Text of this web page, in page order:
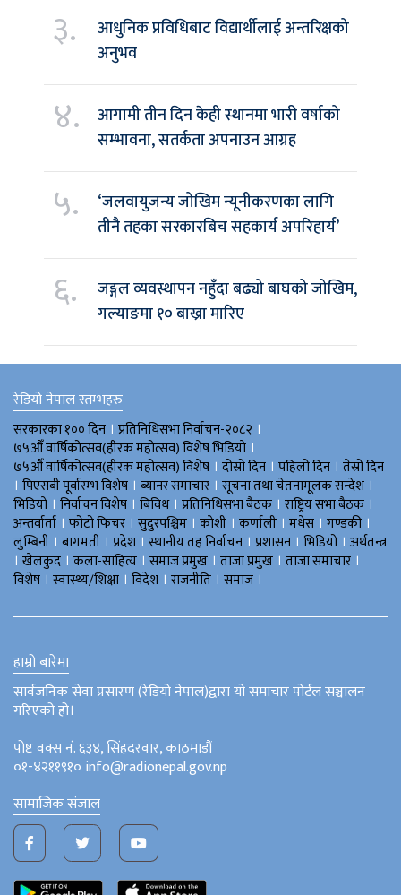
३.
आधुनिक प्रविधिबाट विद्यार्थीलाई अन्तरिक्षको
अनुभव
४.
आगामी तीन दिन केही स्थानमा भारी वर्षाको
सम्भावना, सतर्कता अपनाउन आग्रह
५.
‘जलवायुजन्य जोखिम न्यूनीकरणका लागि
तीनै तहका सरकारबिच सहकार्य अपरिहार्य’
६.
जङ्गल व्यवस्थापन नहुँदा बढ्यो बाघको जोखिम,
गल्याङमा १० बाख्रा मारिए
रेडियो नेपाल स्तम्भहरु
सरकारका १०० दिन । प्रतिनिधिसभा निर्वाचन-२०८२ ।
७५औँ वार्षिकोत्सव(हीरक महोत्सव) विशेष भिडियाे ।
७५औँ वार्षिकोत्सव(हीरक महोत्सव) विशेष । दोस्रो दिन । पहिलो दिन । तेस्रो दिन
। पिएसबी पूर्वारम्भ विशेष । ब्यानर समाचार । सूचना तथा चेतनामूलक सन्देश ।
भिडियाे । निर्वाचन विशेष । बिविध। प्रतिनिधिसभा बैठक । राष्ट्रिय सभा बैठक ।
अन्तर्वार्ता । फोटो फिचर । सुदुरपश्चिम । काेशी । कर्णाली । मधेस । गण्डकी ।
लुम्बिनी । बागमती । प्रदेश । स्थानीय तह निर्वाचन । प्रशासन । भिडियो । अर्थतन्त्र
। खेलकुद । कला-साहित्य । समाज प्रमुख । ताजा प्रमुख । ताजा समाचार ।
विशेष । स्वास्थ्य/शिक्षा । विदेश । राजनीति । समाज ।
हाम्रो बारेमा
सार्वजनिक सेवा प्रसारण (रेडियो नेपाल)द्वारा यो समाचार पोर्टल सञ्चालन
गरिएको हो।
पोष्ट वक्स नं. ६३४, सिंहदरवार, काठमाडौं
०१-४२११९१० info@radionepal.gov.np
सामाजिक संजाल